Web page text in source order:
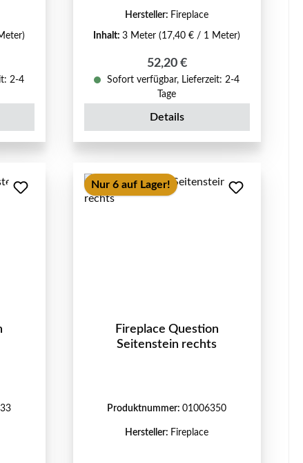
2-4
Hersteller: Fireplace
Inhalt:3 Meter(17,40 € / 1 Meter)
Regulärer Preis:
52,20 €
Sofort verfügbar, Lieferzeit: 2-4
Tage
Details
Nur 6 auf Lager!
Fireplace Question
Seitenstein rechts
Produktnummer:01006350
Hersteller: Fireplace